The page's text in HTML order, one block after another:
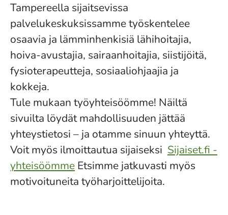
Tampereella sijaitsevissa
palvelukeskuksissamme työskentelee
osaavia ja lämminhenkisiä lähihoitajia,
hoiva-avustajia, sairaanhoitajia, siistijöitä,
fysioterapeutteja, sosiaaliohjaajia ja
kokkeja.
Tule mukaan työyhteisöömme! Näiltä
sivuilta löydät mahdollisuuden jättää
yhteystietosi – ja otamme sinuun yhteyttä.
Voit myös ilmoittautua sijaiseksi Sijaiset.fi -
yhteisöömme Etsimme jatkuvasti myös
motivoituneita työharjoittelijoita.